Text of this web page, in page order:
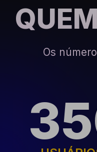
Os